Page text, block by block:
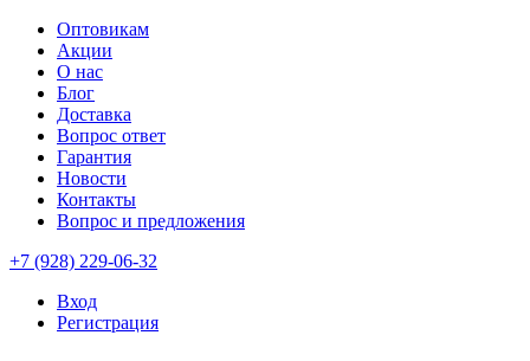
Оптовикам
Акции
О нас
Блог
Доставка
Вопрос ответ
Гарантия
Новости
Контакты
Вопрос и предложения
+7 (928) 229-06-32
Вход
Регистрация